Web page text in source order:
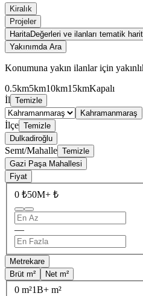
Kiralık
Projeler
HaritaDeğerleri ve ilanları tematik
Yakınımda Ara
Konumuna yakın ilanlar için
0.5km5km10km15kmKapalı
İl Temizle
Kahramanmaraş
İlçe Temizle
Dulkadiroğlu
Semt/Mahalle Temizle
Gazi Paşa Mahallesi
Fiyat
0 ₺50M+ ₺
—
Metrekare
Brüt m²
Net m²
0 m²1B+ m²